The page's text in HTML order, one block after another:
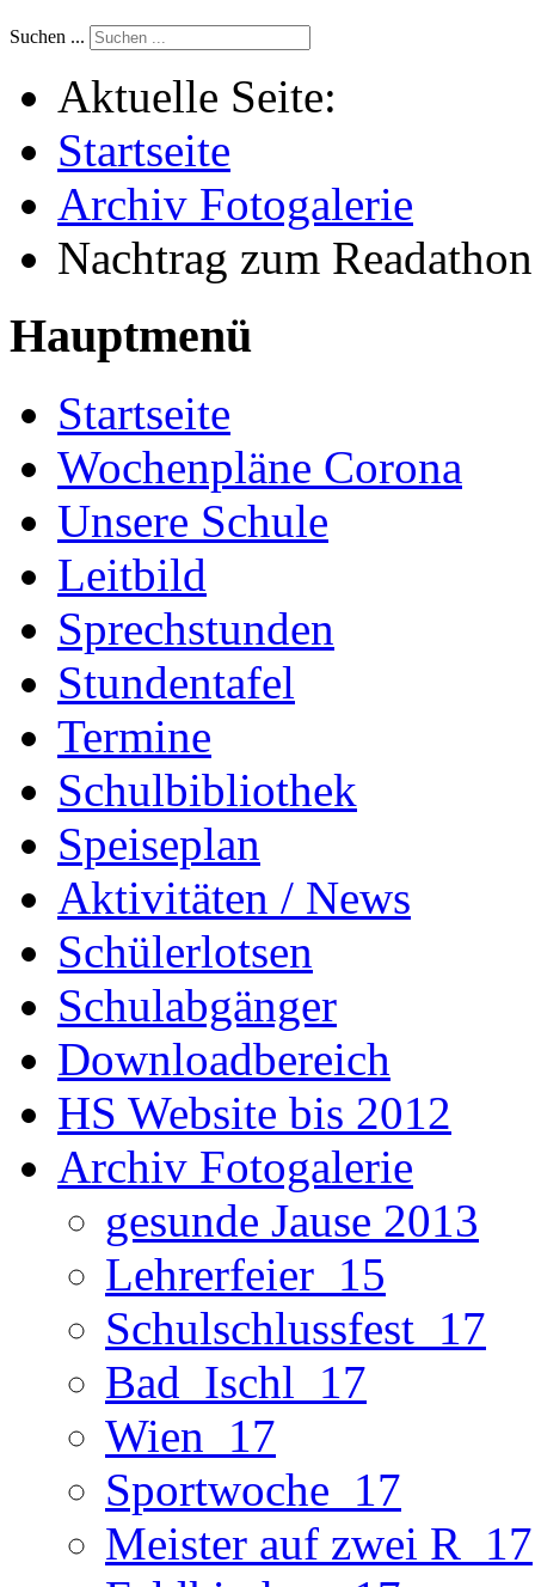
Suchen ...
Aktuelle Seite:
Startseite
Archiv Fotogalerie
Nachtrag zum
Hauptmenü
Startseite
Wochenpläne Corona
Unsere Schule
Leitbild
Sprechstunden
Stundentafel
Termine
Schulbibliothek
Speiseplan
Aktivitäten / News
Schülerlotsen
Schulabgänger
Downloadbereich
HS Website bis 2012
Archiv Fotogalerie
gesunde Jause 2013
Lehrerfeier_15
Schulschlussfest_17
Bad_Ischl_17
Wien_17
Sportwoche_17
Meister auf zwei R_17